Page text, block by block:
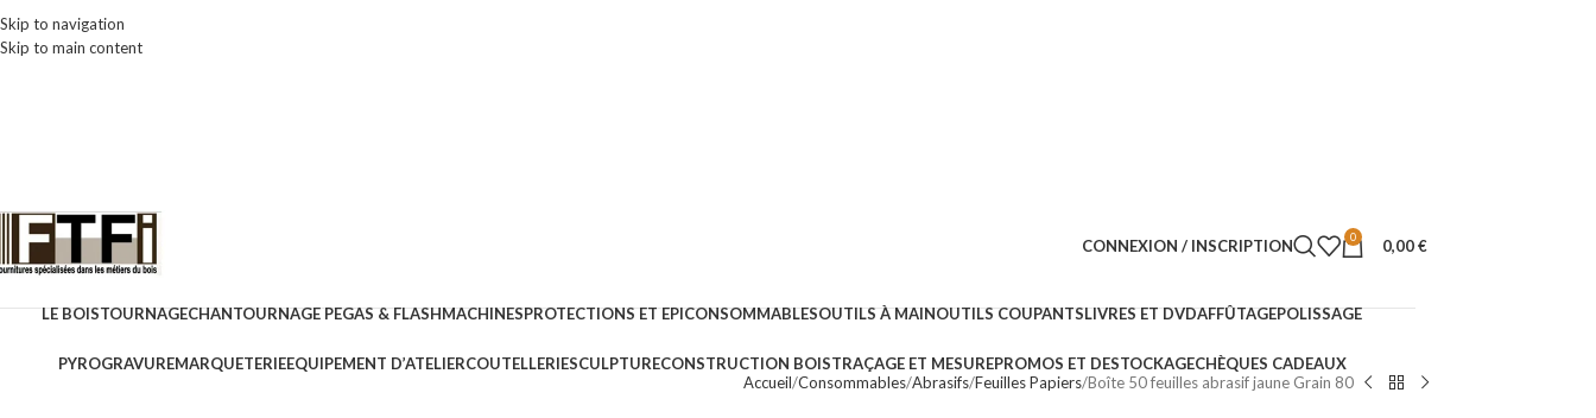
Skip to navigation
Skip to main content
CONNEXION / INSCRIPTION 0 0,00€
LE BOISTOURNAGECHANTOURNAGE PEGAS & FLASHMACHINESPROTECTIONS ET EPICONSOMMABLESOUTILS À MAINOUTILS COUPANTSLIVRES ET DVDAFFÛTAGEPOLISSAGE
PYROGRAVUREMARQUETERIEEQUIPEMENT D’ATELIERCOUTELLERIESCULPTURECONSTRUCTION BOISTRAÇAGE ET MESUREPROMOS ET DESTOCKAGECHÈQUES CADEAUX
Accueil Consommables Abrasifs Feuilles Papiers Boîte 50 feuilles abrasif jaune Grain 80